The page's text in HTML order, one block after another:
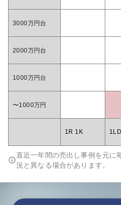
3000万円台
2000万円台
1000万円台
〜1000万円
1R 1K
直近一年間の売出し事例を元に
況と異なる場合があります。